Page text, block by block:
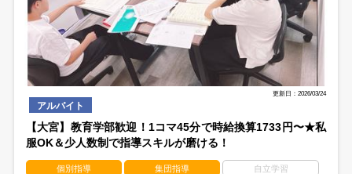
更新日：2026/03/24
アルバイト
【大宮】教育学部歓迎！1コマ45分で時給換算1733円〜★私
服OK＆少人数制で指導スキルが磨ける！
個別指導 集団指導 自立学習